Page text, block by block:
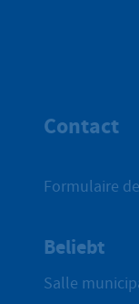
Contact
Formulaire
Beliebt
Salle